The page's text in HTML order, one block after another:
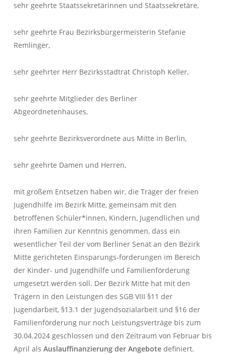
sehr geehrte Staatssekretärinnen und Staatssekretäre,
sehr geehrte Frau Bezirksbürgermeisterin Stefanie
Remlinger,
sehr geehrter Herr Bezirksstadtrat Christoph Keller,
sehr geehrte Mitglieder des Berliner
Abgeordnetenhauses,
sehr geehrte Bezirksverordnete aus Mitte in Berlin,
sehr geehrte Damen und Herren,
mit großem Entsetzen haben wir, die Träger der freien
Jugendhilfe im Bezirk Mitte, gemeinsam mit den
betroffenen Schüler*innen, Kindern, Jugendlichen und
ihren Familien zur Kenntnis genommen, dass ein
wesentlicher Teil der vom Berliner Senat an den Bezirk
Mitte gerichteten Einsparungs-forderungen im Bereich
der Kinder- und Jugendhilfe und Familienförderung
umgesetzt werden soll. Der Bezirk Mitte hat mit den
Trägern in den Leistungen des SGB VIII §11 der
Jugendarbeit, §13.1 der Jugendsozialarbeit und §16 der
Familienförderung nur noch Leistungsverträge bis zum
30.04.2024 geschlossen und den Zeitraum von Februar bis
April als Auslauffinanzierung der Angebotedefiniert.